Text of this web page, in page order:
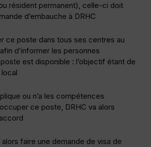
résident permanent), celle-ci doit
d’embauche à DRHC
ce poste dans tous ses centres au
d’informer les personnes
est disponible : l’objectif étant de
ou n’a les compétences
ce poste, DRHC va alors
faire une demande de visa de